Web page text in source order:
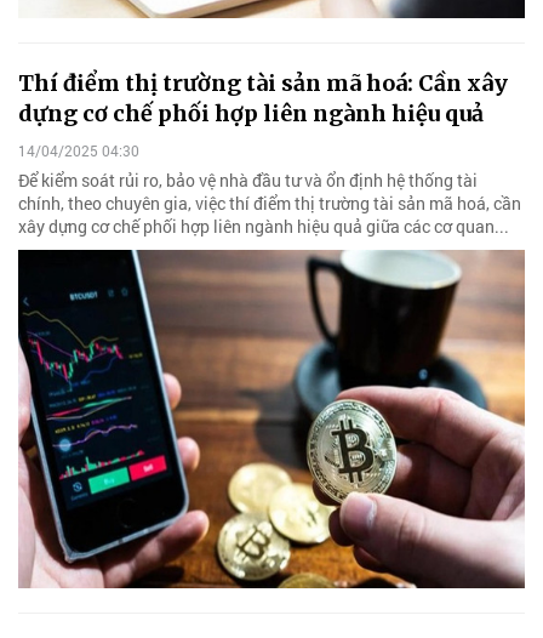
Thí điểm thị trường tài sản mã hoá: Cần xây
dựng cơ chế phối hợp liên ngành hiệu quả
14/04/2025 04:30
Để kiểm soát rủi ro, bảo vệ nhà đầu tư và ổn định hệ thống tài
chính, theo chuyên gia, việc thí điểm thị trường tài sản mã hoá, cần
xây dựng cơ chế phối hợp liên ngành hiệu quả giữa các cơ quan...